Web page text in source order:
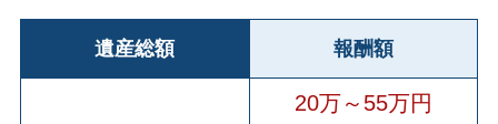
遺産総額 報酬額
20万～55万円